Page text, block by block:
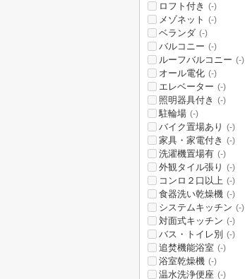
ロフト付き (-)
メゾネット (-)
ベランダ (-)
バルコニー (-)
ルーフバルコニー (-)
オール電化 (-)
エレベーター (-)
照明器具付き (-)
駐輪場 (-)
バイク置場あり (-)
家具・家電付き (-)
洗濯機置場有 (-)
外観タイル張り (-)
コンロ２口以上 (-)
食器洗い乾燥機 (-)
システムキッチン (-)
対面式キッチン (-)
バス・トイレ別 (-)
追焚機能浴室 (-)
浴室乾燥機 (-)
温水洗浄便座 (-)